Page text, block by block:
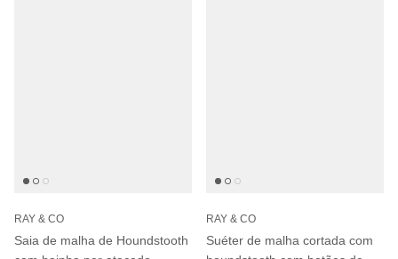
RAY & CO
Saia de malha de Houndstooth
RAY & CO
Suéter de malha cortada com